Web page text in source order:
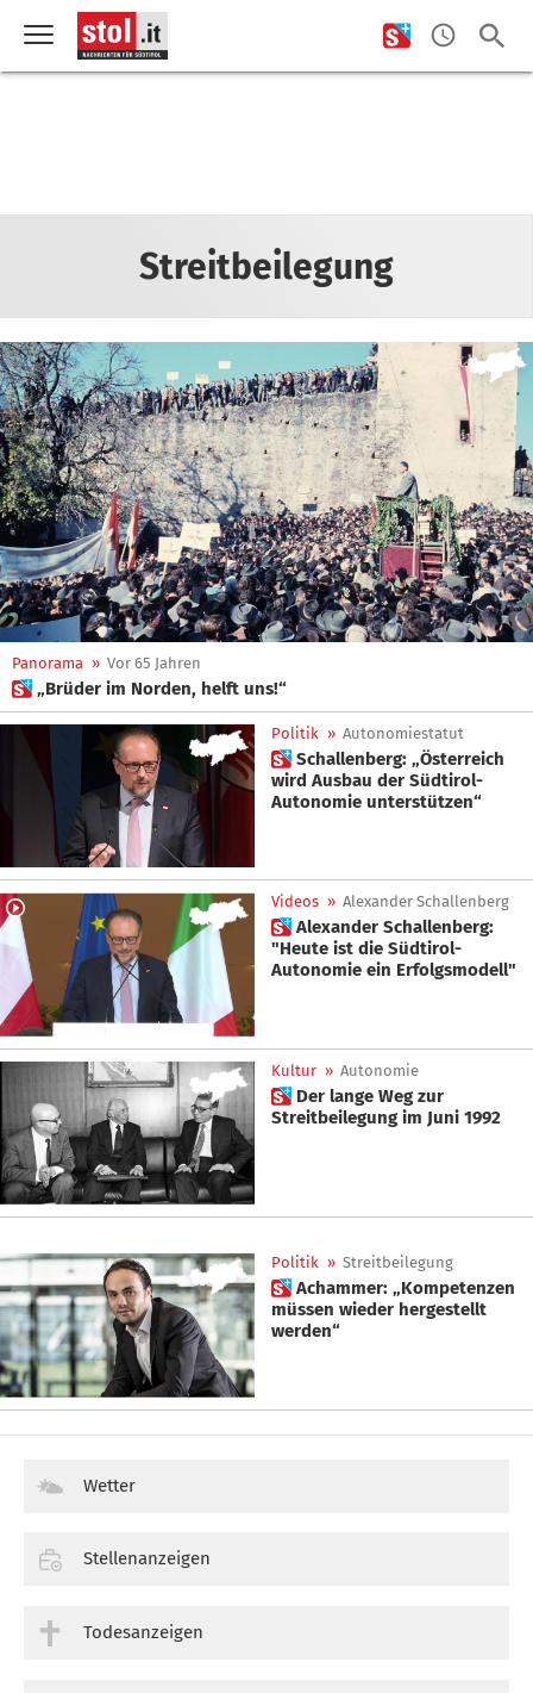
Streitbeilegung
Panorama » Vor 65 Jahren
 „Brüder im Norden, helft uns!“
Politik » Autonomiestatut
 Schallenberg: „Österreich
wird Ausbau der Südtirol-
Autonomie unterstützen“
Videos » Alexander Schallenberg
 Alexander Schallenberg:
"Heute ist die Südtirol-
Autonomie ein Erfolgsmodell"
Kultur » Autonomie
 Der lange Weg zur
Streitbeilegung im Juni 1992
Politik » Streitbeilegung
 Achammer: „Kompetenzen
müssen wieder hergestellt
werden“
Wetter
Stellenanzeigen
Todesanzeigen